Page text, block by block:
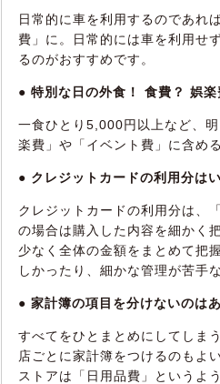
一人暮らしの場合
夫婦のみの場合
子どもがいる場合
【ツール別】家計簿の特
【手書き】家計簿の特徴
【アプリ】家計簿の特徴
家計簿を続けて節約するコ
目標を決める
自分へのご褒美を決める
毎週・毎月の予算を決
日常的に車を利用するのであれ
費」に。日常的には車を利用せ
るのがおすすめです。
● 特別な日の外食！ 食費？ 娯楽
一食ひとり5,000円以上など、
楽費」や「イベント費」に含め
● クレジットカードの利用分は
クレジットカードの利用分は
の場合は購入した内容を細かく
少なく全体の金額をまとめて把
しかったり、細かな管理が苦手
● 家計簿の項目を分けないのは
すべてをひとまとめにしてしま
店ごとに家計簿をつけるのもよ
ストアは「日用品費」というよ